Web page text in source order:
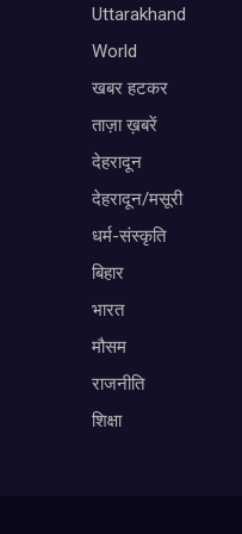
Uttarakhand
World
खबर हटकर
ताज़ा ख़बरें
देहरादून
देहरादून/मसूरी
धर्म-संस्कृति
बिहार
भारत
मौसम
राजनीति
शिक्षा